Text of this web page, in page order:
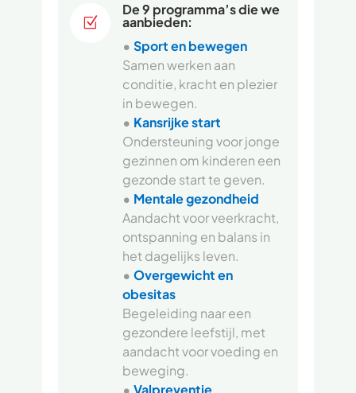
Z
De 9 programma’s die we
aanbieden:
• Sport en bewegen
Samen werken aan
conditie, kracht en plezier
in bewegen.
• Kansrijke start
Ondersteuning voor jonge
gezinnen om kinderen een
gezonde start te geven.
• Mentale gezondheid
Aandacht voor veerkracht,
ontspanning en balans in
het dagelijks leven.
• Overgewicht en
obesitas
Begeleiding naar een
gezondere leefstijl, met
aandacht voor voeding en
beweging.